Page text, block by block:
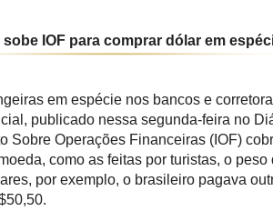
IOF para comprar dólar em
em espécie nos bancos e
publicado nessa segunda-feira no
Sobre Operações Financeiras (IOF)
como as feitas por turistas, o
por exemplo, o brasileiro pagava